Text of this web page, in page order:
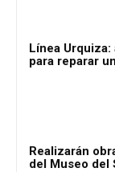
Línea
para reparar
Realizarán
del Museo del